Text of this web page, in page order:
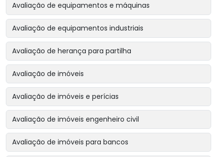
Avaliação de equipamentos e máquinas
Avaliação de equipamentos industriais
Avaliação de herança para partilha
Avaliação de imóveis
Avaliação de imóveis e perícias
Avaliação de imóveis engenheiro civil
Avaliação de imóveis para bancos